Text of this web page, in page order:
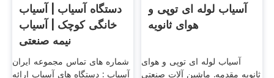
دستگاه آسیاب | آسیاب
خانگی کوچک | آسیاب
نیمه صنعتی
شماره های تماس مجموعه ایران
آسیاب : دستگاه های آسیاب ارائه
آسیاب لوله ای توپی و
هوای ثانویه
آسیاب لوله ای توپی و هوای
ثانویه مقدمه. ماشین آلات صنعتی